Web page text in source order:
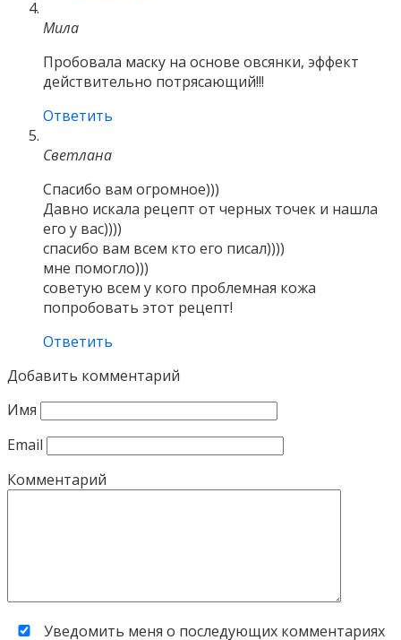
Мила
Пробовала маску на основе овсянки, эффект
действительно потрясающий!!!
Ответить
Светлана
Спасибо вам огромное)))
Давно искала рецепт от черных точек и нашла
его у вас))))
спасибо вам всем кто его писал))))
мне помогло)))
советую всем у кого проблемная кожа
попробовать этот рецепт!
Ответить
Добавить комментарий
Имя
Email
Комментарий
Уведомить меня о последующих комментариях